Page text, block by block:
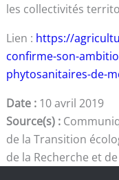
les collectivités
Lien : https://
confirme-son-
phytosanitaires-de-
Date : 10 avril 2019
Source(s) :
de la Transition
de la Recherche et